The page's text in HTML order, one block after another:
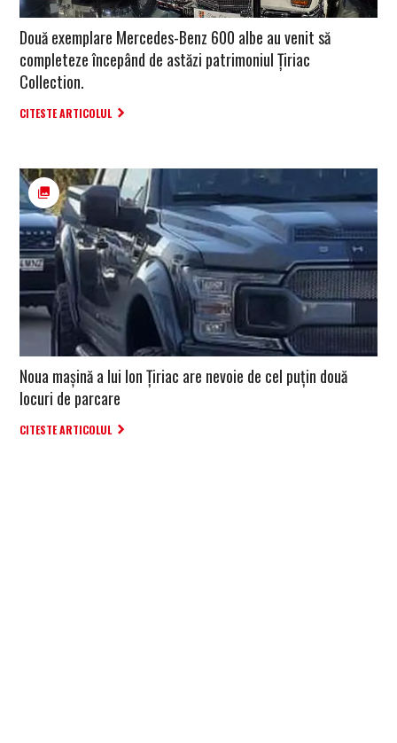
Două exemplare Mercedes-Benz 600 albe au venit să
completeze începând de astăzi patrimoniul Țiriac
Collection.
CITESTE ARTICOLUL
Noua maşină a lui Ion Țiriac are nevoie de cel puţin două
locuri de parcare
CITESTE ARTICOLUL